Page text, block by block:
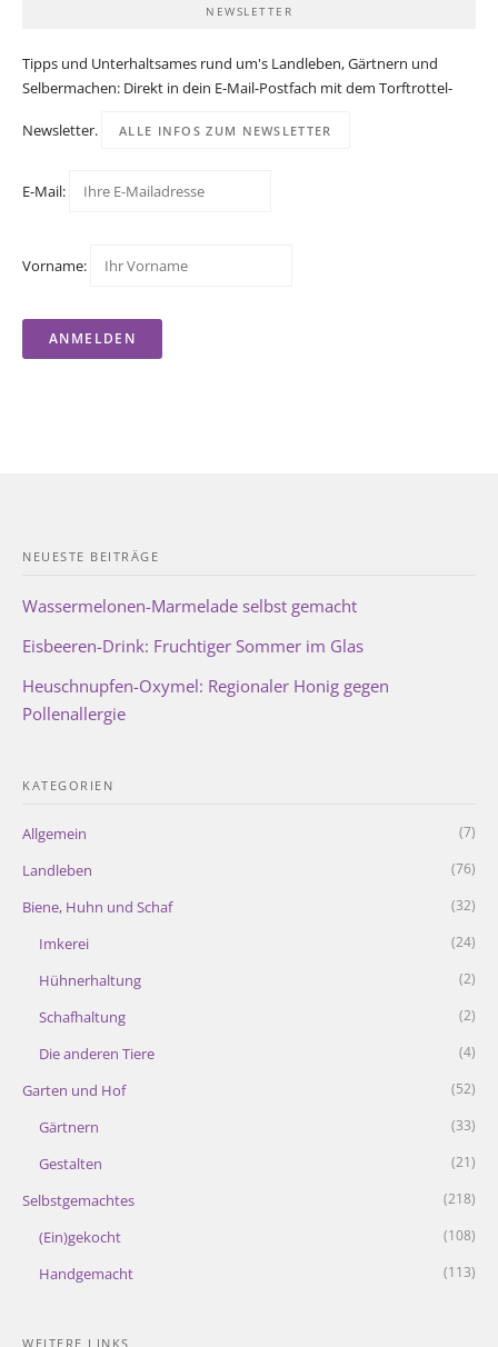
NEWSLETTER
Tipps und Unterhaltsames rund um's Landleben, Gärtnern und
Selbermachen: Direkt in dein E-Mail-Postfach mit dem Torftrottel-
Newsletter. ALLE INFOS ZUM NEWSLETTER
E-Mail:
Vorname:
NEUESTE BEITRÄGE
Wassermelonen-Marmelade selbst gemacht
Eisbeeren-Drink: Fruchtiger Sommer im Glas
Heuschnupfen-Oxymel: Regionaler Honig gegen
Pollenallergie
KATEGORIEN
Allgemein (7)
Landleben (76)
Biene, Huhn und Schaf (32)
Imkerei (24)
Hühnerhaltung (2)
Schafhaltung (2)
Die anderen Tiere (4)
Garten und Hof (52)
Gärtnern (33)
Gestalten (21)
Selbstgemachtes (218)
(Ein)gekocht (108)
Handgemacht (113)
WEITERE LINKS